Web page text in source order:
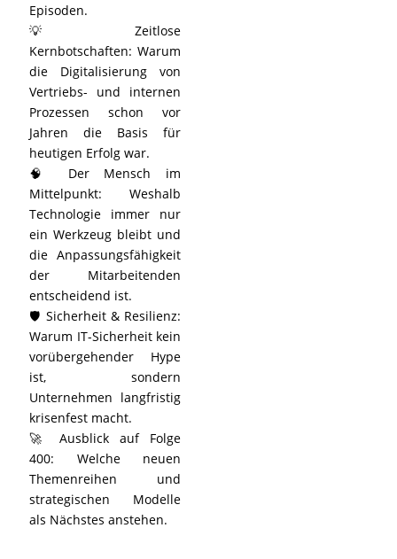
Episoden.
💡 Zeitlose
Kernbotschaften: Warum
die Digitalisierung von
Vertriebs- und internen
Prozessen schon vor
Jahren die Basis für
heutigen Erfolg war.
🧠 Der Mensch im
Mittelpunkt: Weshalb
Technologie immer nur
ein Werkzeug bleibt und
die Anpassungsfähigkeit
der Mitarbeitenden
entscheidend ist.
🛡️ Sicherheit & Resilienz:
Warum IT-Sicherheit kein
vorübergehender Hype
ist, sondern
Unternehmen langfristig
krisenfest macht.
🚀 Ausblick auf Folge
400: Welche neuen
Themenreihen und
strategischen Modelle
als Nächstes anstehen.